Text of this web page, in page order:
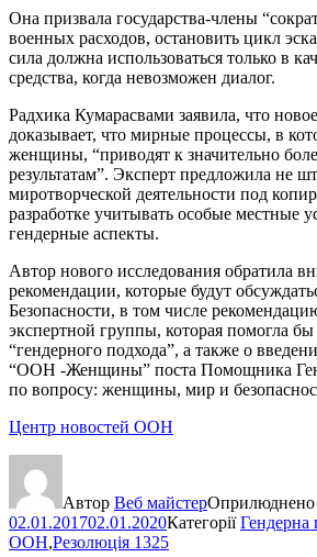
Она призвала государства-члены
военных расходов, остановить цикл
сила должна использоваться только в
средства, когда невозможен диалог.
Радхика Кумарасвами заявила, что
доказывает, что мирные процессы, в
женщины, “приводят к значительно
результатам”. Эксперт предложила не
миротворческой деятельности под
разработке учитывать особые местные
гендерные аспекты.
Автор нового исследования обратила
рекомендации, которые будут
Безопасности, в том числе
экспертной группы, которая помогла
“гендерного подхода”, а также о
“ООН -Женщины” поста Помощника
по вопросу: женщины, мир и
Центр новостей ООН
Автор Веб майстерОприлюднено
02.01.201702.01.2020КатегоріїГендерна
ООН,Резолюція 1325